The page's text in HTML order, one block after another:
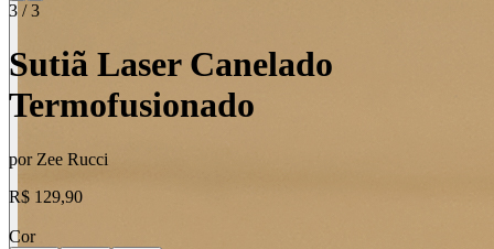
3 /3
Sutiã Laser Canelado
Termofusionado
por Zee Rucci
R$ 129,90
Cor